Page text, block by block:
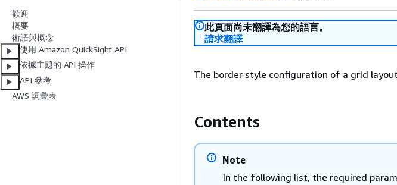
歡迎
概要
術語與概念
使用 Amazon QuickSight API
依據主題的 API 操作
API 參考
AWS 詞彙表
此頁面尚未翻譯為您的語言。
請求翻譯
The border style configuration of a grid
Contents
Note
In the following list, the required